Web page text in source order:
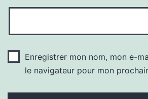
Enregistrer mon nom, mon e-
le navigateur pour mon